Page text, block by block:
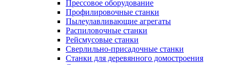
Прессовое оборудование
Профилировочные станки
Пылеулавливающие агрегаты
Распиловочные станки
Рейсмусовые станки
Сверлильно-присадочные станки
Станки для деревянного домостроения